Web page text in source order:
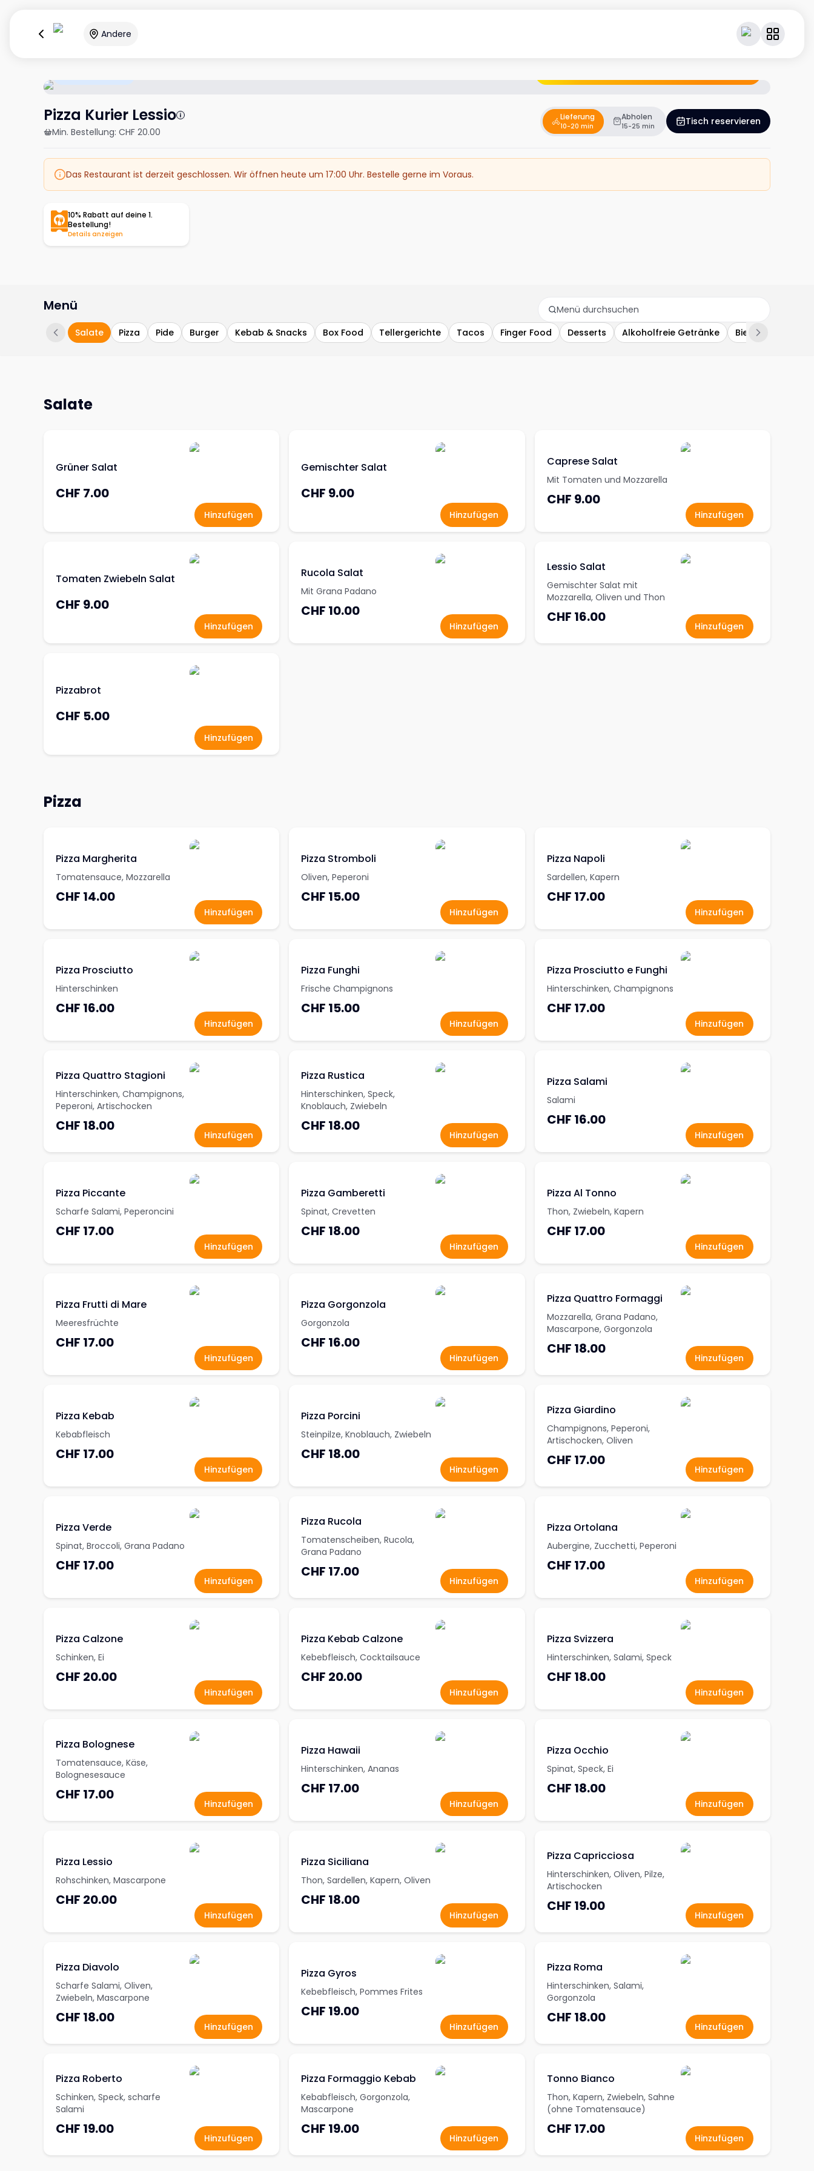
Andere
Pizza Kurier Lessio
Min. Bestellung: CHF 20.00
Lieferung
10-20 min
Abholen
15-25 min Tisch reservieren
Das Restaurant ist derzeit geschlossen. Wir öffnen heute um 17:00 Uhr. Bestelle gerne im Voraus.
10% Rabatt auf deine 1.
Bestellung!
Details anzeigen
Menü
Salate Pizza Pide Burger Kebab & Snacks Box Food Tellergerichte Tacos Finger Food Desserts Alkoholfreie Getränke Bier & Wein
Salate
Grüner Salat
CHF 7.00
Hinzufügen
Gemischter Salat
CHF 9.00
Hinzufügen
Caprese Salat
Mit Tomaten und Mozzarella
CHF 9.00
Hinzufügen
Tomaten Zwiebeln Salat
CHF 9.00
Hinzufügen
Rucola Salat
Mit Grana Padano
CHF 10.00
Hinzufügen
Lessio Salat
Gemischter Salat mit
Mozzarella, Oliven und Thon
CHF 16.00
Hinzufügen
Pizzabrot
CHF 5.00
Hinzufügen
Pizza
Pizza Margherita
Tomatensauce, Mozzarella
CHF 14.00
Hinzufügen
Pizza Stromboli
Oliven, Peperoni
CHF 15.00
Hinzufügen
Pizza Napoli
Sardellen, Kapern
CHF 17.00
Hinzufügen
Pizza Prosciutto
Hinterschinken
CHF 16.00
Hinzufügen
Pizza Funghi
Frische Champignons
CHF 15.00
Hinzufügen
Pizza Prosciutto e Funghi
Hinterschinken, Champignons
CHF 17.00
Hinzufügen
Pizza Quattro Stagioni
Hinterschinken, Champignons,
Peperoni, Artischocken
CHF 18.00
Hinzufügen
Pizza Rustica
Hinterschinken, Speck,
Knoblauch, Zwiebeln
CHF 18.00
Hinzufügen
Pizza Salami
Salami
CHF 16.00
Hinzufügen
Pizza Piccante
Scharfe Salami, Peperoncini
CHF 17.00
Hinzufügen
Pizza Gamberetti
Spinat, Crevetten
CHF 18.00
Hinzufügen
Pizza Al Tonno
Thon, Zwiebeln, Kapern
CHF 17.00
Hinzufügen
Pizza Frutti di Mare
Meeresfrüchte
CHF 17.00
Hinzufügen
Pizza Gorgonzola
Gorgonzola
CHF 16.00
Hinzufügen
Pizza Quattro Formaggi
Mozzarella, Grana Padano,
Mascarpone, Gorgonzola
CHF 18.00
Hinzufügen
Pizza Kebab
Kebabfleisch
CHF 17.00
Hinzufügen
Pizza Porcini
Steinpilze, Knoblauch, Zwiebeln
CHF 18.00
Hinzufügen
Pizza Giardino
Champignons, Peperoni,
Artischocken, Oliven
CHF 17.00
Hinzufügen
Pizza Verde
Spinat, Broccoli, Grana Padano
CHF 17.00
Hinzufügen
Pizza Rucola
Tomatenscheiben, Rucola,
Grana Padano
CHF 17.00
Hinzufügen
Pizza Ortolana
Aubergine, Zucchetti, Peperoni
CHF 17.00
Hinzufügen
Pizza Calzone
Schinken, Ei
CHF 20.00
Hinzufügen
Pizza Kebab Calzone
Kebebfleisch, Cocktailsauce
CHF 20.00
Hinzufügen
Pizza Svizzera
Hinterschinken, Salami, Speck
CHF 18.00
Hinzufügen
Pizza Bolognese
Tomatensauce, Käse,
Bolognesesauce
CHF 17.00
Hinzufügen
Pizza Hawaii
Hinterschinken, Ananas
CHF 17.00
Hinzufügen
Pizza Occhio
Spinat, Speck, Ei
CHF 18.00
Hinzufügen
Pizza Lessio
Rohschinken, Mascarpone
CHF 20.00
Hinzufügen
Pizza Siciliana
Thon, Sardellen, Kapern, Oliven
CHF 18.00
Hinzufügen
Pizza Capricciosa
Hinterschinken, Oliven, Pilze,
Artischocken
CHF 19.00
Hinzufügen
Pizza Diavolo
Scharfe Salami, Oliven,
Zwiebeln, Mascarpone
CHF 18.00
Hinzufügen
Pizza Gyros
Kebebfleisch, Pommes Frites
CHF 19.00
Hinzufügen
Pizza Roma
Hinterschinken, Salami,
Gorgonzola
CHF 18.00
Hinzufügen
Pizza Roberto
Schinken, Speck, scharfe
Salami
CHF 19.00
Hinzufügen
Pizza Formaggio Kebab
Kebabfleisch, Gorgonzola,
Mascarpone
CHF 19.00
Hinzufügen
Tonno Bianco
Thon, Kapern, Zwiebeln, Sahne
(ohne Tomatensauce)
CHF 17.00
Hinzufügen